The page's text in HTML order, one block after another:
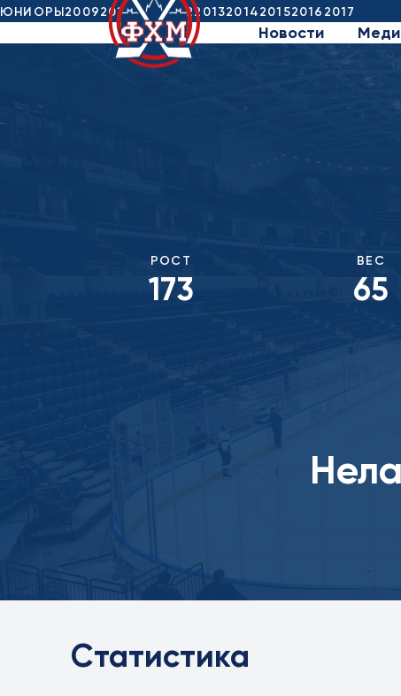
ЮНИОРЫ20092010201120122013201420152016 2017
Новости
РОСТ
173
ВЕС
65
Статистика